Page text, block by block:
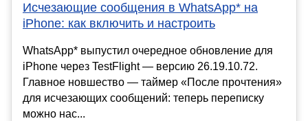
Исчезающие сообщения в WhatsApp* на
iPhone: как включить и настроить
WhatsApp* выпустил очередное обновление для
iPhone через TestFlight — версию 26.19.10.72.
Главное новшество — таймер «После прочтения»
для исчезающих сообщений: теперь переписку
можно нас...